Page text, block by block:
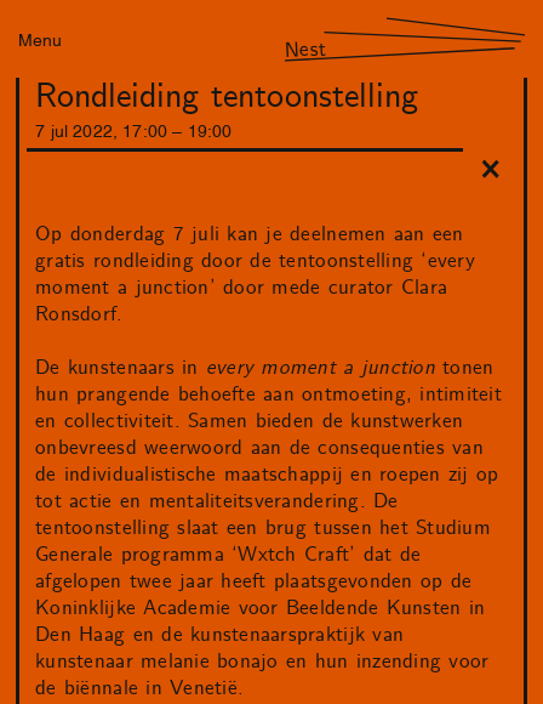
Menu Nest
Rondleiding tentoonstelling
7 jul 2022 17 :00 19:00
Op donderdag 7 juli kan je deelnemen aan een
gratis rondleiding door de tentoonstelling ‘every
moment a junction’ door mede curator Clara
Ronsdorf.
De kunstenaars in every moment a junctiontonen
hun prangende behoefte aan ontmoeting, intimiteit
en collectiviteit. Samen bieden de kunstwerken
onbevreesd weerwoord aan de consequenties van
de individualistische maatschappij en roepen zij op
tot actie en mentaliteitsverandering. De
tentoonstelling slaat een brug tussen het Studium
Generale programma ‘Wxtch Craft’ dat de
afgelopen twee jaar heeft plaatsgevonden op de
Koninklijke Academie voor Beeldende Kunsten in
Den Haag en de kunstenaarspraktijk van
kunstenaar melanie bonajo en hun inzending voor
de biënnale in Venetië.